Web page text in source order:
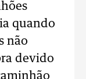
quando
não
devido